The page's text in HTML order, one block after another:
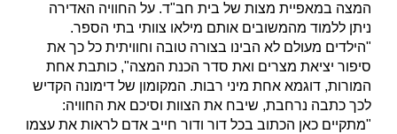
המצה במאפיית מצות של בית חב"ד. על החוויה האדירה
ניתן ללמוד מהמשובים אותם מילאו צוותי בתי הספר.
"הילדים מעולם לא הבינו בצורה טובה וחוויתית כל כך את
סיפור יציאת מצרים ואת סדר הכנת המצה", כותבת אחת
המורות, דוגמא אחת מיני רבות. המקומון של דימונה הקדיש
לכך כתבה נרחבת, שיבח את הצוות וסיכם את החוויה:
"מתקיים כאן הכתוב בכל דור ודור חייב אדם לראות את עצמו